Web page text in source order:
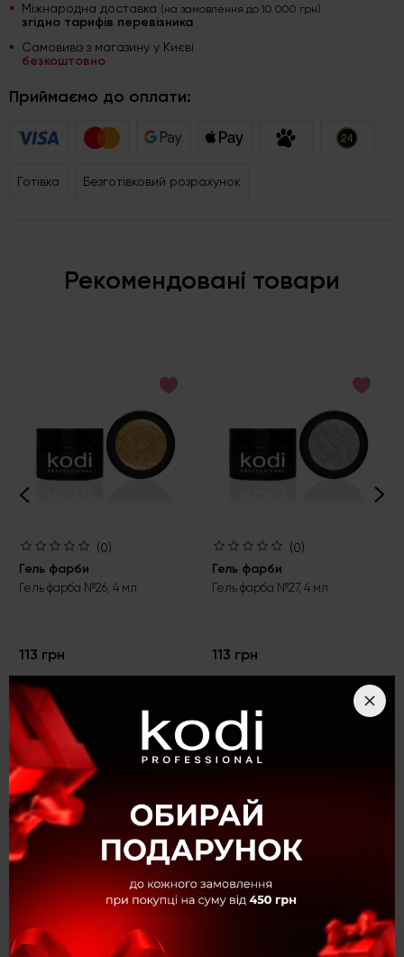
Міжнародна доставка (на замовлення до 10 000 грн)
згідно тарифів перевізника
Самовивіз з магазину у Києві
безкоштовно
Приймаємо до оплати:
Готівка Безготівковий розрахунок
Рекомендовані товари
(0)
Гель фарби
Гель фарба №26, 4 мл
113 грн
(0)
Гель фарби
Гель фарба №27, 4 мл
113 грн
Характеристики
Гель фарба №8, 4 мл
Kолекція Basic
Густина Щільні
Без липкого шару
Колір Синій